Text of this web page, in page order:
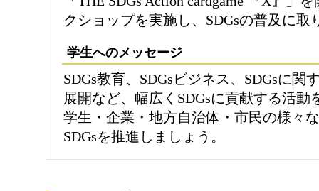
クショップを実施し、SDGsの普及に取
学生へのメッセージ
SDGs教育、SDGsビジネス、SDGsに関
展開など、幅広くSDGsに貢献する活動
学生・企業・地方自治体・市民の様々
SDGsを推進しましょう。